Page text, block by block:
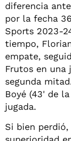
diferencia
por la fecha
Sports 2023-
tiempo,
empate,
Frutos en una
segunda
Boyé (43' de
jugada.
Si bien